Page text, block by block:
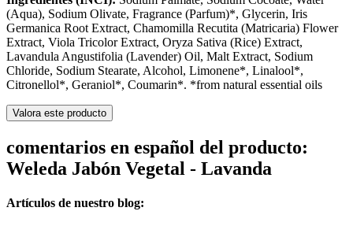
(Aqua), Sodium Olivate, Fragrance (Parfum)*, Glycerin, Iris
Germanica Root Extract, Chamomilla Recutita (Matricaria) Flower
Extract, Viola Tricolor Extract, Oryza Sativa (Rice) Extract,
Lavandula Angustifolia (Lavender) Oil, Malt Extract, Sodium
Chloride, Sodium Stearate, Alcohol, Limonene*, Linalool*,
Citronellol*, Geraniol*, Coumarin*. *from natural essential oils
Valora este producto
comentarios en español del producto:
Weleda Jabón Vegetal - Lavanda
Artículos de nuestro blog: